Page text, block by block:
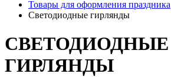
Товары для оформления праздника
Светодиодные гирлянды
СВЕТОДИОДНЫЕ
ГИРЛЯНДЫ